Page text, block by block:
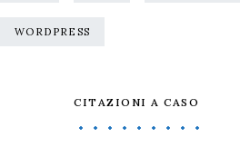
WORDPRESS
CITAZIONI A CASO